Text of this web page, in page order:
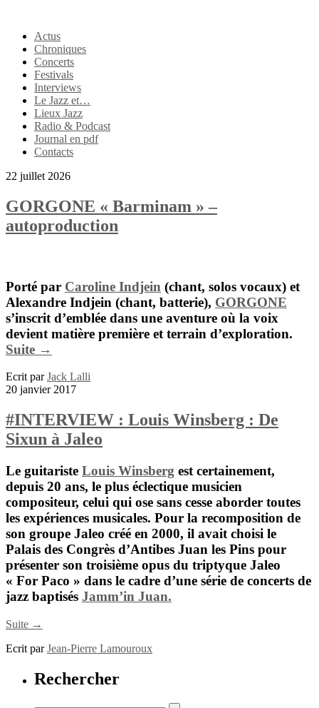
Actus
Chroniques
Concerts
Festivals
Interviews
Le Jazz et…
Lieux Jazz
Radio & Podcast
Journal en pdf
Contacts
22 juillet 2026
GORGONE « Barminam » –
autoproduction
Porté par Caroline Indjein (chant, solos vocaux) et
Alexandre Indjein (chant, batterie), GORGONE
s’inscrit d’emblée dans une aventure où la voix
devient matière première et terrain d’exploration.
Suite →
Ecrit parJack Lalli
20 janvier 2017
#INTERVIEW : Louis Winsberg : De
Sixun à Jaleo
Le guitariste Louis Winsberg est certainement,
depuis 20 ans, le plus éclectique musicien
compositeur, celui qui ose sans cesse aborder toutes
les expériences musicales. Pour la recomposition de
son groupe Jaleo créé en 2000, il avait choisi le
Palais des Congrès d’Antibes Juan les Pins pour
présenter son troisième opus du triptyque Jaleo
« For Paco » dans le cadre d’une série de concerts de
jazz baptisés Jamm’in Juan.
Suite →
Ecrit parJean-Pierre Lamouroux
Rechercher